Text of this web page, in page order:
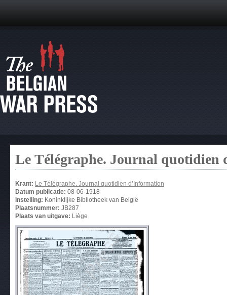
Le Télégraphe. Journal quotidien
Krant: Le Télégraphe. Journal quotidien d’Information
Datum publicatie: 08-06-1918
Instelling: Koninklijke Bibliotheek van België
Plaatsnummer: JB287
Plaats van uitgave: Liège